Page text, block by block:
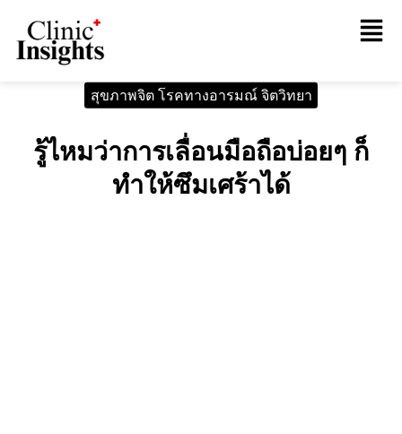
สุขภาพจิต โรคทางอารมณ์ จิตวิทยา
รู้ไหมว่าการเลื่อนมือถือบ่อยๆ ก็
ทำให้ซึมเศร้าได้